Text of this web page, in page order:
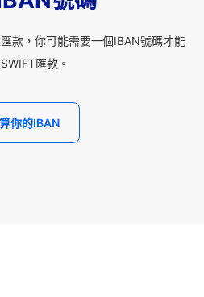
款，你可能需要一個IBAN號碼才能
匯款。
你的IBAN